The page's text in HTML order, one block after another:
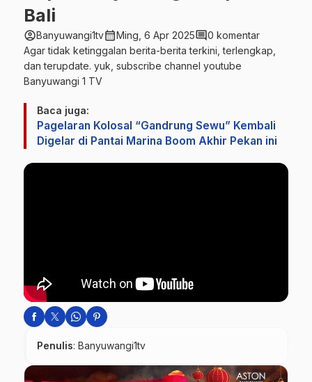
Bali
account_circleBanyuwangi1tvcalendar_monthMing, 6 Apr 2025comment0 komentar
Agar tidak ketinggalan berita-berita terkini, terlengkap,
dan terupdate. yuk, subscribe channel youtube
Banyuwangi 1 TV
Baca juga:
Pagelaran Kolosal “Gandrung Sewu” Kembali
Digelar di Pantai Marina Boom Akhir Pekan ini
Penulis: Banyuwangi1tv